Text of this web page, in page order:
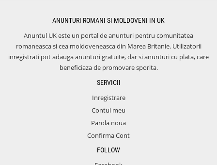
ANUNTURI ROMANI SI MOLDOVENI IN UK
Anuntul UK este un portal de anunturi pentru comunitatea
romaneasca si cea moldoveneasca din Marea Britanie. Utilizatorii
inregistrati pot adauga anunturi gratuite, dar si anunturi cu plata, care
beneficiaza de promovare sporita.
SERVICII
Inregistrare
Contul meu
Parola noua
Confirma Cont
FOLLOW